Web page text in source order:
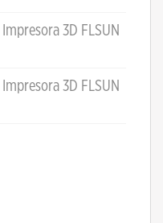
3D FLSUN
3D FLSUN